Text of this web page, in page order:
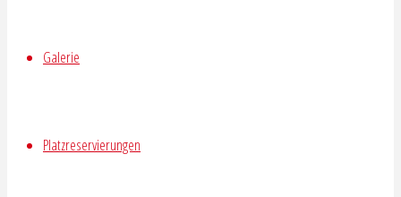
Galerie
Platzreservierungen